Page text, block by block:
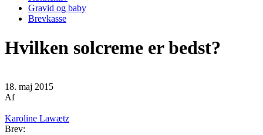
Gravid og baby
Brevkasse
Hvilken solcreme er bedst?
18. maj 2015
Af
Karoline Lawætz
Brev: